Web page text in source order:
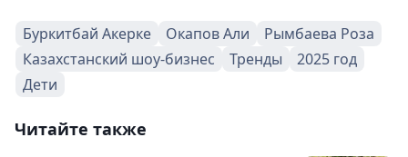
Буркитбай Акерке Окапов Али
Рымбаева Роза
Казахстанский шоу-бизнес
Тренды
2025 год
Дети
Читайте также